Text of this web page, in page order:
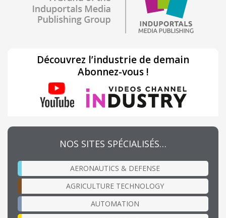
Découvrez l’industrie de demain
Abonnez-vous !
NOS SITES SPÉCIALISÉS…
AERONAUTICS & DEFENSE
AGRICULTURE TECHNOLOGY
AUTOMATION